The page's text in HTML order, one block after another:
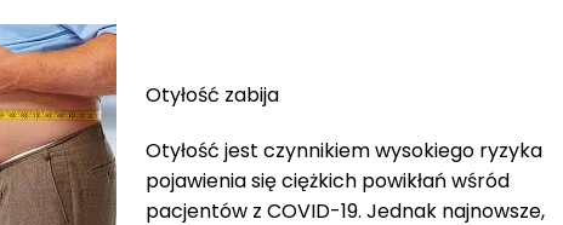
Otyłość zabija
Otyłość jest czynnikiem wysokiego ryzyka
pojawienia się ciężkich powikłań wśród
pacjentów z COVID-19. Jednak najnowsze,